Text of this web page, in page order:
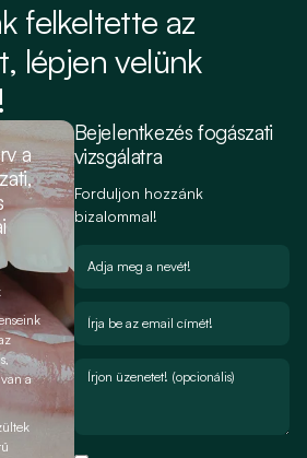
felkeltette az
lépjen velünk
a
a
Bejelentkezés fogászati
vizsgálatra
Forduljon hozzánk
bizalommal!